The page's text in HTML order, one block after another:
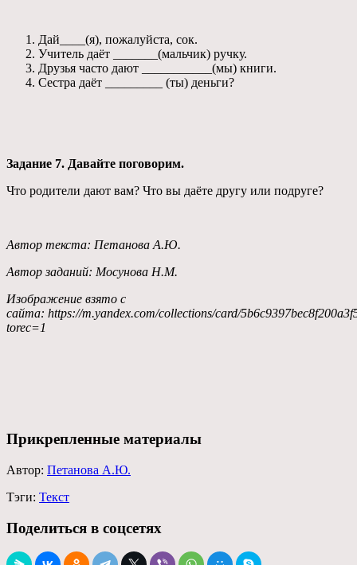
Дай____(я), пожалуйста, сок.
Учитель даёт _______(мальчик) ручку.
Друзья часто дают ___________(мы) книги.
Сестра даёт _________ (ты) деньги?
Задание 7. Давайте поговорим.
Что родители дают вам? Что вы даёте другу или подруге?
Автор текста: Петанова А.Ю.
Автор заданий: Мосунова Н.М.
Изображение взято с
сайта: https://m.yandex.com/collections/card/
torec=1
Прикрепленные материалы
Автор: Петанова А.Ю.
Тэги: Текст
Поделиться в соцсетях